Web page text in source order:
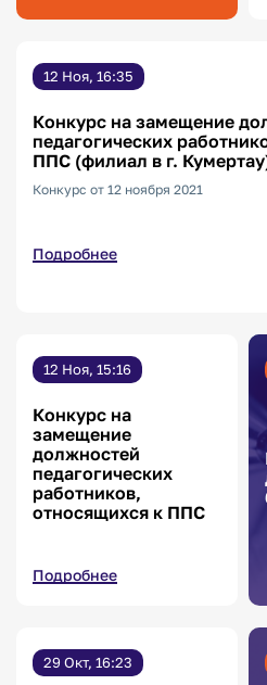
12 Ноя, 16:35
Конкурс на замещение
педагогических
ППС (филиал в г.
Конкурс от 12 ноября 2021
Подробнее
12 Ноя, 15:16
Конкурс на
замещение
должностей
педагогических
работников,
относящихся к ППС
Подробнее
29 Окт, 16:23